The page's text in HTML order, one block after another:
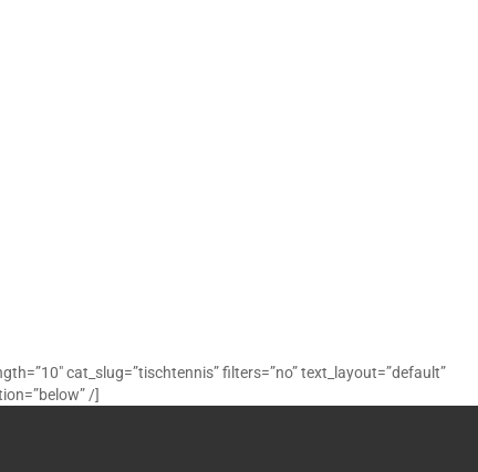
cat_slug=”tischtennis” filters=”no” text_layout=”default”
/]